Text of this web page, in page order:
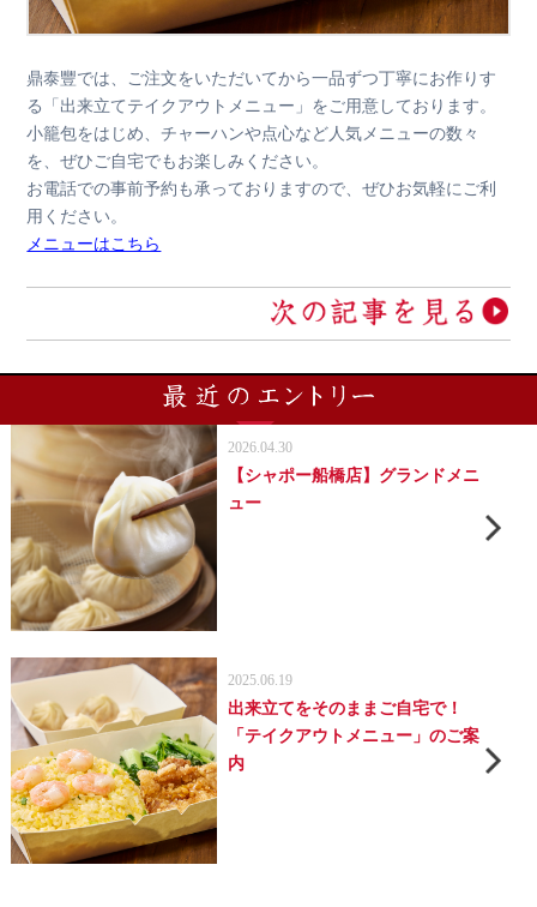
鼎泰豐では、ご注文をいただいてから一品ずつ丁寧にお作りす
る「出来立てテイクアウトメニュー」をご用意しております。
小籠包をはじめ、チャーハンや点心など人気メニューの数々
を、ぜひご自宅でもお楽しみください。
お電話での事前予約も承っておりますので、ぜひお気軽にご利
用ください。
メニューはこちら
2026.04.30
【シャポー船橋店】グランドメニ
ュー
2025.06.19
出来立てをそのままご自宅で！
「テイクアウトメニュー」のご案
内